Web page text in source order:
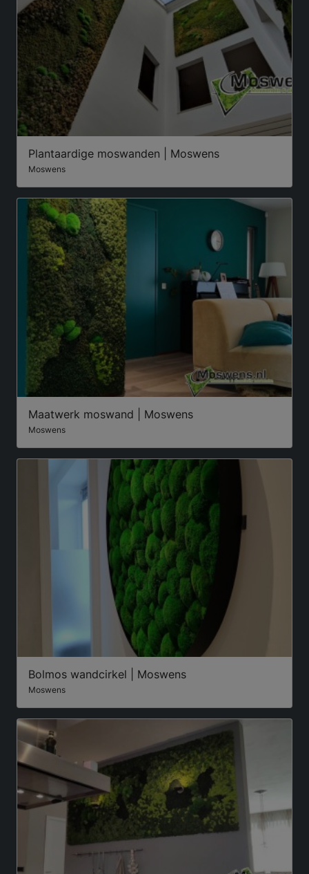
Plantaardige moswanden | Moswens
Moswens
Maatwerk moswand | Moswens
Moswens
Bolmos wandcirkel | Moswens
Moswens